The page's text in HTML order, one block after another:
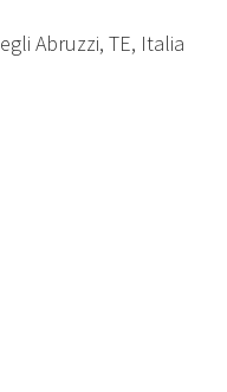
Abruzzi, TE, Italia